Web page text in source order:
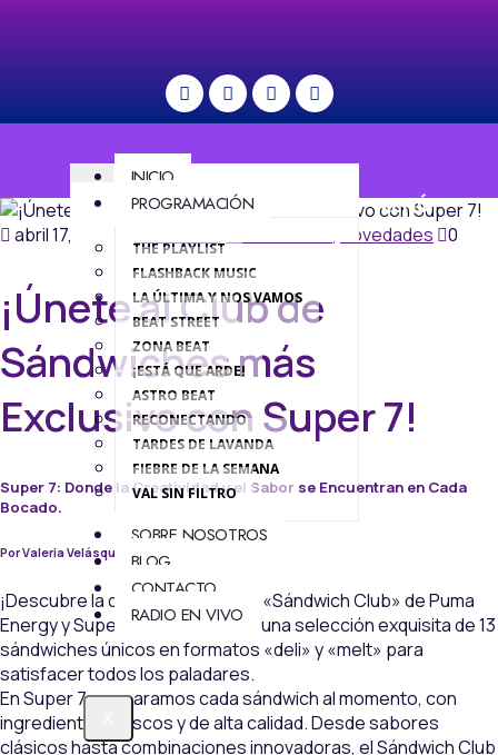
INICIO
PROGRAMACIÓN
THE PLAYLIST
FLASHBACK MUSIC
LA ÚLTIMA Y NOS VAMOS
BEAT STREET
ZONA BEAT
¡ESTÁ QUE ARDE!
ASTRO BEAT
RECONECTANDO
TARDES DE LAVANDA
FIEBRE DE LA SEMANA
VAL SIN FILTRO
SOBRE NOSOTROS
BLOG
CONTACTO
RADIO EN VIVO
MENÚ
abril 17, 2024 Novedades 0
¡Únete al Club de
Sándwiches más
Exclusivo con Super 7!
Super 7: Donde la Creatividad y el Sabor se Encuentran en Cada
Bocado.
Por Valeria Velásquez.
¡Descubre la deliciosa campaña «Sándwich Club» de Puma
Energy y Super 7! Presentamos una selección exquisita de 13
sándwiches únicos en formatos «deli» y «melt» para
satisfacer todos los paladares.
En Super 7, preparamos cada sándwich al momento, con
ingredientes frescos y de alta calidad. Desde sabores
clásicos hasta combinaciones innovadoras, el Sándwich Club